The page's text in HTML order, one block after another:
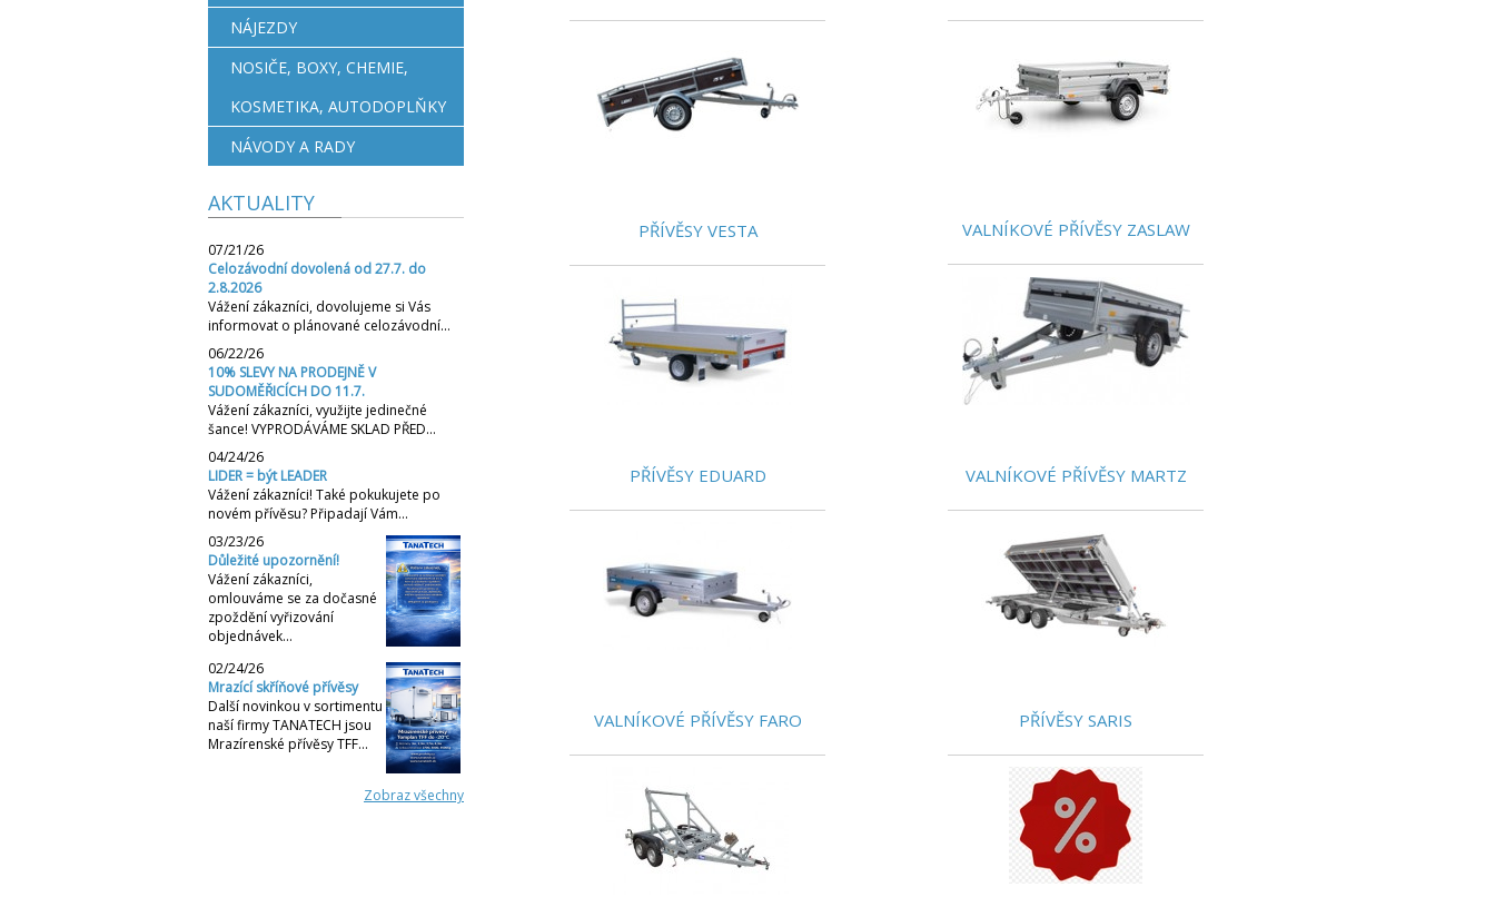
NÁJEZDY
NOSIČE, BOXY, CHEMIE,
KOSMETIKA, AUTODOPLŇKY
NÁVODY A RADY
AKTUALITY
07/21/26
Celozávodní dovolená od 27.7. do
2.8.2026
Vážení zákazníci, dovolujeme si Vás
informovat o plánované celozávodní…
06/22/26
10% SLEVY NA PRODEJNĚ V
SUDOMĚŘICÍCH DO 11.7.
Vážení zákazníci, využijte jedinečné
šance! VYPRODÁVÁME SKLAD PŘED…
04/24/26
LIDER = být LEADER
Vážení zákazníci! Také pokukujete po
novém přívěsu? Připadají Vám…
03/23/26
Důležité upozornění!
Vážení zákazníci,
omlouváme se za dočasné
zpoždění vyřizování
objednávek…
02/24/26
Mrazící skříňové přívěsy
Další novinkou v sortimentu
naší firmy TANATECH jsou
Mrazírenské přívěsy TFF…
Zobraz všechny
PŘÍVĚSY VESTA VALNÍKOVÉ PŘÍVĚSY ZASLAW
PŘÍVĚSY EDUARD VALNÍKOVÉ PŘÍVĚSY MARTZ
VALNÍKOVÉ PŘÍVĚSY FARO PŘÍVĚSY SARIS